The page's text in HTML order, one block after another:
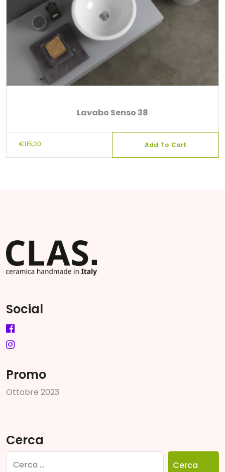
Lavabo Senso 38
€115,00 Add To Cart
Social
Promo
Ottobre 2023
Cerca
Ricerca